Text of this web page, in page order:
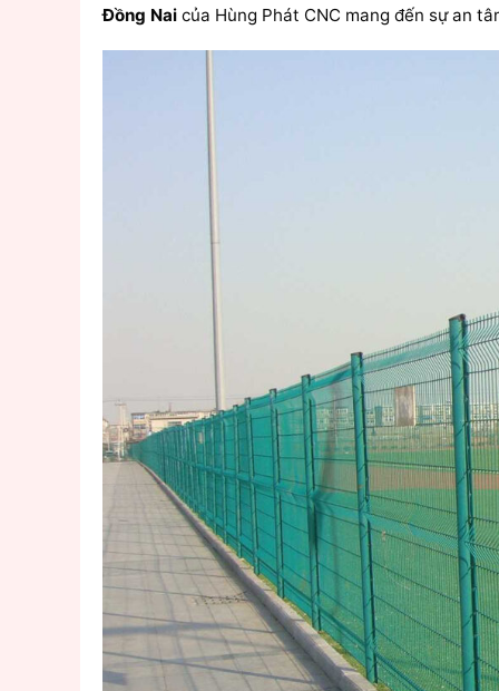
Đồng Nai của Hùng Phát CNC mang đến sự an